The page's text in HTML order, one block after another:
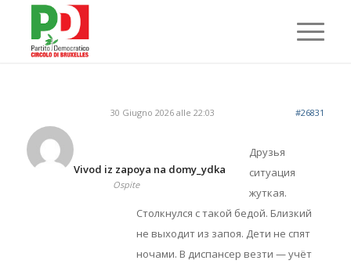
30 Giugno 2026 alle 22:03 #26831
Vivod iz zapoya na domy_ydka
Ospite
Друзья
ситуация
жуткая.
Столкнулся с такой бедой. Близкий
не выходит из запоя. Дети не спят
ночами. В диспансер везти — учёт